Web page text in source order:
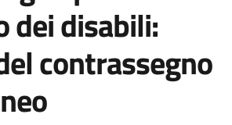
dei disabili:
contrassegno